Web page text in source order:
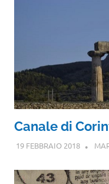
Canale di
19 FEBBRAIO 2018